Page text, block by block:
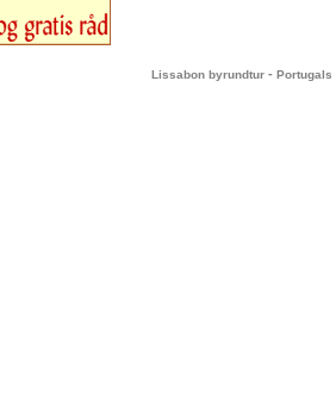
Lissabon byrundtur - Portugals